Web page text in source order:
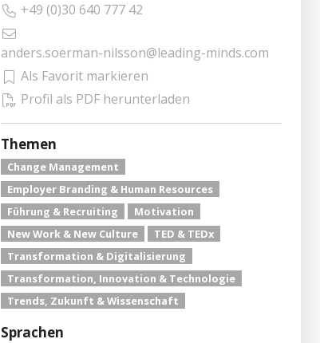
+49 (0)30 640 777 42
anders.soerman-nilsson@leading-minds.com
Als Favorit markieren
Profil als PDF herunterladen
Themen
Change Management
Employer Branding & Human Resources
Führung & Recruiting
Motivation
New Work & New Culture
TED & TEDx
Transformation & Digitalisierung
Transformation, Innovation & Technologie
Trends, Zukunft & Wissenschaft
Sprachen